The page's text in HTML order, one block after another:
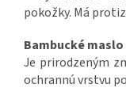
pokožky. Má
Bambucké maslo
Je prirodzeným
ochrannú vrstvu